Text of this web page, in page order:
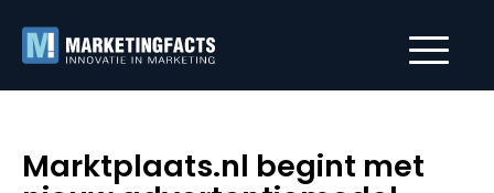
Marktplaats.nl begint met